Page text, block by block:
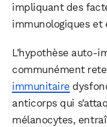
impliquant des
immunologiques et
L’hypothèse auto-
communément
immunitaire
anticorps qui
mélanocytes,